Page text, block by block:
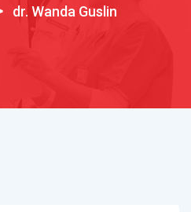
dr. Wanda Guslin